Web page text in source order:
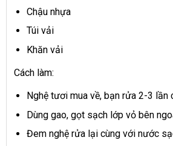
Chậu nhựa
Túi vải
Khăn vải
Cách làm:
Nghệ tươi mua về, bạn rửa 2-3 lần
Dùng gao, gọt sạch lớp vỏ bên
Đem nghệ rửa lại cùng với nước